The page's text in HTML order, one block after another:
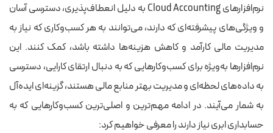
نرم‌افزارهای Cloud Accounting به دلیل انعطاف‌پذیری، دسترسی آسان
و ویژگی‌های پیشرفته‌ای که دارند، می‌توانند به هر کسب‌وکاری که نیاز به
مدیریت مالی کارآمد و کاهش هزینه‌ها داشته باشد، کمک کنند. این
نرم‌افزارها به‌ویژه برای کسب‌وکارهایی که به دنبال ارتقای کارایی، دسترسی
به داده‌های لحظه‌ای و مدیریت بهتر منابع مالی هستند، گزینه‌ای ایده‌آل
به شمار می‌آیند. در ادامه مهم‌ترین و اصلی‌ترین کسب‌وکارهایی که به
حسابداری ابری نیاز دارند را معرفی خواهیم کرد: